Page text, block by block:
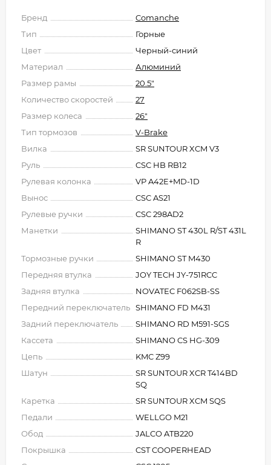
Бренд
Comanche
Тип
Горные
Цвет
Черный-синий
Материал
Алюминий
Размер рамы
20.5"
Количество скоростей
27
Размер колеса
26"
Тип тормозов
V-Brake
Вилка
SR SUNTOUR XCM V3
Руль
CSC HB RB12
Рулевая колонка
VP A42E+MD-1D
Вынос
CSC AS21
Рулевые ручки
CSC 298AD2
Манетки
SHIMANO ST 430L R/ST 431L
R
Тормозные ручки
SHIMANO ST M430
Передняя втулка
JOY TECH JY-751RCC
Задняя втулка
NOVATEC F062SB-SS
Передний переключатель SHIMANO FD M431
Задний переключатель
SHIMANO RD M591-SGS
Кассета
SHIMANO CS HG-309
Цепь
KMC Z99
Шатун
SR SUNTOUR XCR T414BD
SQ
Каретка
SR SUNTOUR XCM SQS
Педали
WELLGO M21
Обод
JALCO ATB220
Покрышка
CST COOPERHEAD